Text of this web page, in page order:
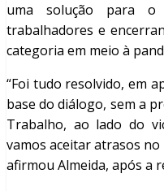
uma solução para o
trabalhadores e
categoria em meio à
“Foi tudo resolvido, em
base do diálogo, sem a
Trabalho, ao lado do
vamos aceitar atrasos
afirmou Almeida, após a